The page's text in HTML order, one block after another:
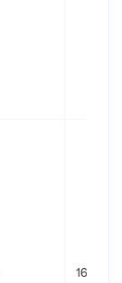
16491